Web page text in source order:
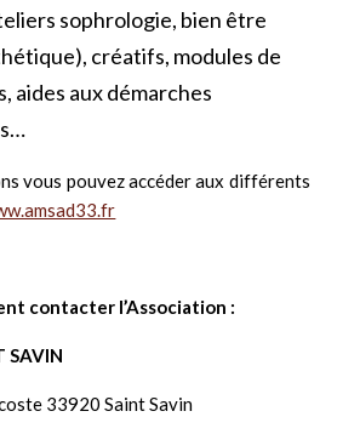
sophrologie, bien être
créatifs, modules de
aides aux démarches
vous pouvez accéder aux différents
contacter l’Association :
SAVIN
33920 Saint Savin